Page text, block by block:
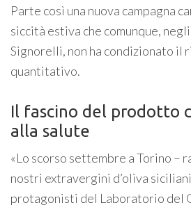
Parte così una nuova campagna
siccità estiva che comunque,
Signorelli, non ha condizionato il
quantitativo.
Il fascino del prodotto
alla salute
«Lo scorso settembre a Torino –
nostri extravergini d’oliva
protagonisti del Laboratorio del